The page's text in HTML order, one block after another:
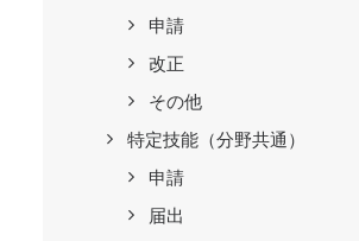
申請
改正
その他
特定技能（分野共通）
申請
届出